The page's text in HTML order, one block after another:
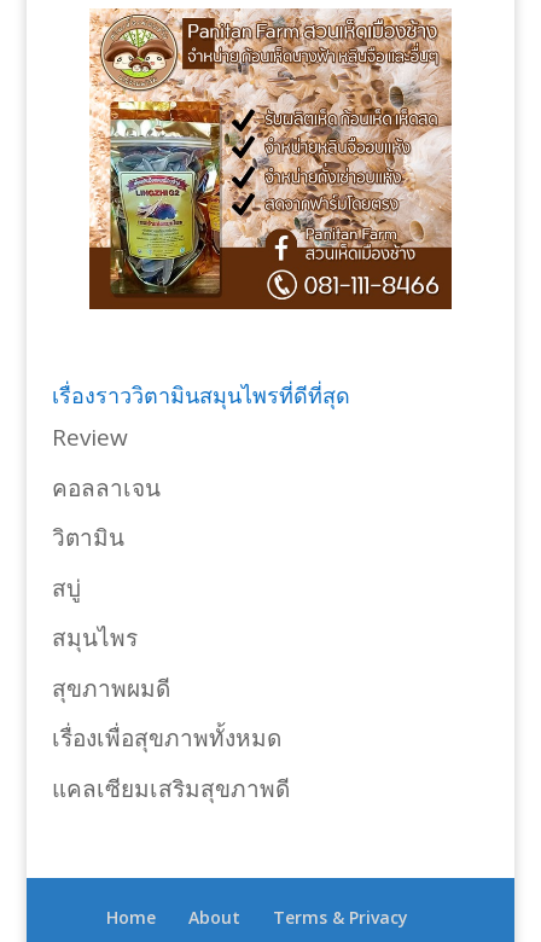
เรื่องราววิตามินสมุนไพรที่ดีที่สุด
Review
คอลลาเจน
วิตามิน
สบู่
สมุนไพร
สุขภาพผมดี
เรื่องเพื่อสุขภาพทั้งหมด
แคลเซียมเสริมสุขภาพดี
Home About Terms & Privacy